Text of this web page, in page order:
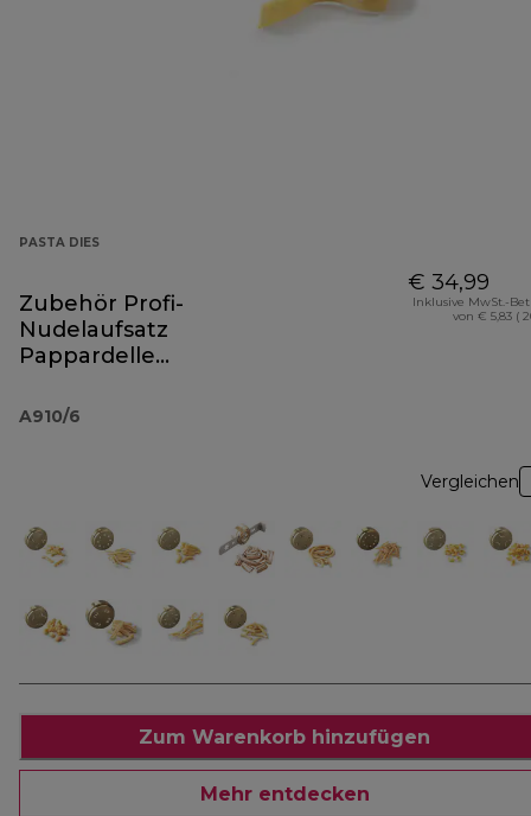
PASTA DIES
Zubehör Profi-
Nudelaufsatz
Pappardelle
A910/6
€ 34,99
Inklusive MwSt.-
von € 5,83 (
Vergleichen
Zum Warenkorb hinzufügen
Mehr entdecken